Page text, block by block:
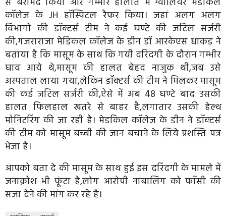
कॉलेज के JH हॉस्पिटल रैफर किया। जहां अलग अलग
विभागो की डॉक्टर्स टीम ने कई घण्टे की जटिल सर्जरी
की,गजराराजा मेडिकल कॉलेज के डीन डॉ आरकेएस धाकड़ ने
बताया है कि मासूम के साथ कि गयी दरिंदगी के दौरान गम्भीर
घाव आये थे,मासूम की हालत बेहद नाजुक थी,जब उसे
अस्पताल लाया गया,लेकिन डॉक्टर्स की टीम ने मिलकर मासूम
की कई जटिल सर्जरी की,ऐसे में अब 48 घण्टे बाद उसकी
हालत फिलहाल खतरे से बाहर है,लगातार उसकी हेल्थ
मोनिटरिंग की जा रही है। मेडकिल कॉलेज के डीन ने डॉक्टर्स
की टीम को मासूम बच्ची की जान बचाने के लिये प्रशस्ति पत्र
भेजा है।
आपको बता दे की मासूम के साथ हुई इस दरिंदगी के मामले में
जनाक्रोश भी फूंटा है,लोग आरोपी नाबालिग को फाँसी की
सजा देने की मांग कर रहे है।